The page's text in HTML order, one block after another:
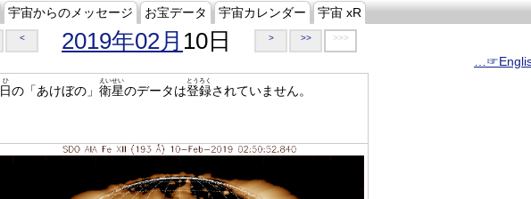
宇宙からのメッセージ お宝データ 宇宙カレンダー 宇宙 xR
< 2019年02月 10日 > >> >>>
日
ひ
の「あけぼの」 衛星
えいせい
のデータは登録
とうろく
されていません。